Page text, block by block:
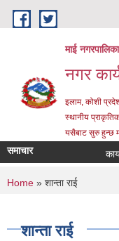
Skip to main content
माई नगरपालिका
नगर
इलाम, कोशी
स्थानीय
यसैबाट सुरु हुन्छ
समाचार
You are here
Home » शान्ता राई
शान्ता राई